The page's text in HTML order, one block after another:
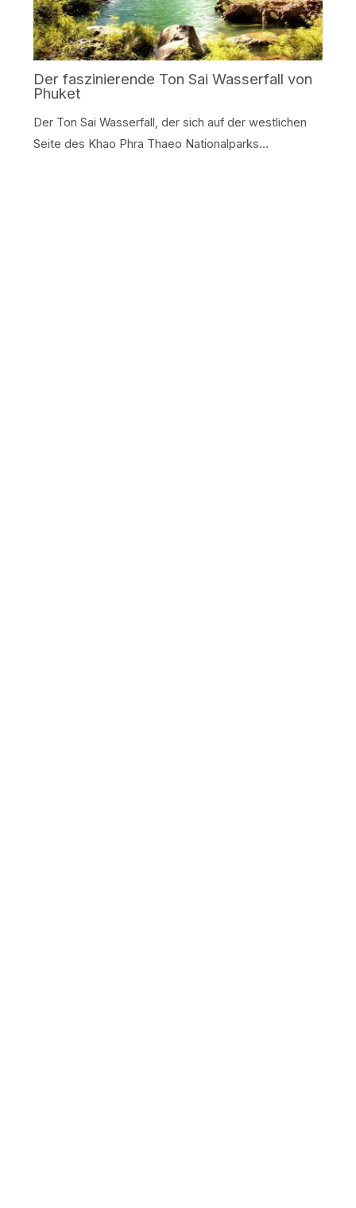
Der faszinierende Ton Sai Wasserfall von
Phuket
Der Ton Sai Wasserfall, der sich auf der westlichen
Seite des Khao Phra Thaeo Nationalparks…